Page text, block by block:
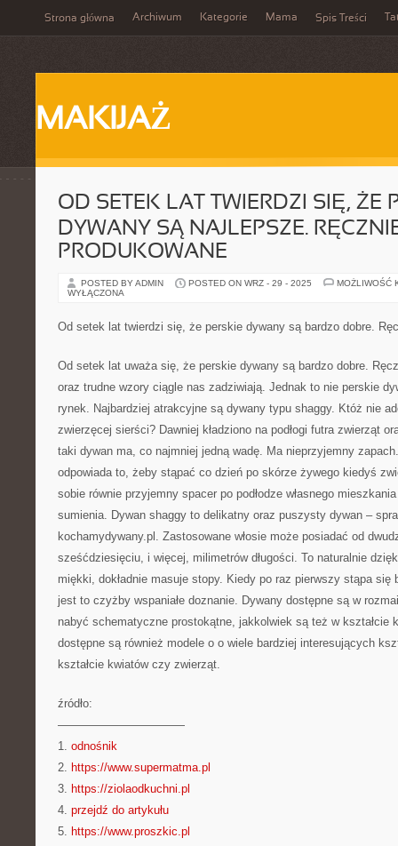
Strona główna Archiwum Kategorie Mama Spis Treści
MAKIJAŻ
OD SETEK LAT TWIERDZI SIĘ, ŻE
DYWANY SĄ NAJLEPSZE.
PRODUKOWANE
POSTED BY ADMIN POSTED ON WRZ - 29 - 2025
MOŻLIWOŚĆ
WYŁĄCZONA
Od setek lat twierdzi się, że perskie dywany są bardzo dobre.
Od setek lat uważa się, że perskie dywany są bardzo dobre.
oraz trudne wzory ciągle nas zadziwiają. Jednak to nie perskie
rynek. Najbardziej atrakcyjne są dywany typu shaggy. Któż nie
zwierzęcej sierści? Dawniej kładziono na podłogi futra zwierząt
taki dywan ma, co najmniej jedną wadę. Ma nieprzyjemny
odpowiada to, żeby stąpać co dzień po skórze żywego kiedyś
sobie równie przyjemny spacer po podłodze własnego
sumienia. Dywan shaggy to delikatny oraz puszysty dywan –
kochamydywany.pl. Zastosowane włosie może posiadać od
sześćdziesięciu, i więcej, milimetrów długości. To naturalnie
miękki, dokładnie masuje stopy. Kiedy po raz pierwszy stąpa się
jest to czyżby wspaniałe doznanie. Dywany dostępne są w
nabyć schematyczne prostokątne, jakkolwiek są też w kształcie
dostępne są również modele o o wiele bardziej interesujących
kształcie kwiatów czy zwierząt.
źródło:
———————————
1. odnośnik
2. https://www.supermatma.pl
3. https://ziolaodkuchni.pl
4. przejdź do artykułu
5. https://www.proszkic.pl